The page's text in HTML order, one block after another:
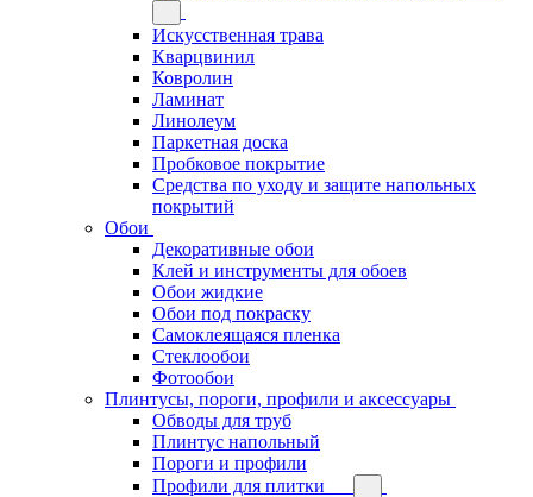
Искусственная трава
Кварцвинил
Ковролин
Ламинат
Линолеум
Паркетная доска
Пробковое покрытие
Средства по уходу и защите напольных
покрытий
Обои
Декоративные обои
Клей и инструменты для обоев
Обои жидкие
Обои под покраску
Самоклеящаяся пленка
Стеклообои
Фотообои
Плинтусы, пороги, профили и аксессуары
Обводы для труб
Плинтус напольный
Пороги и профили
Профили для плитки